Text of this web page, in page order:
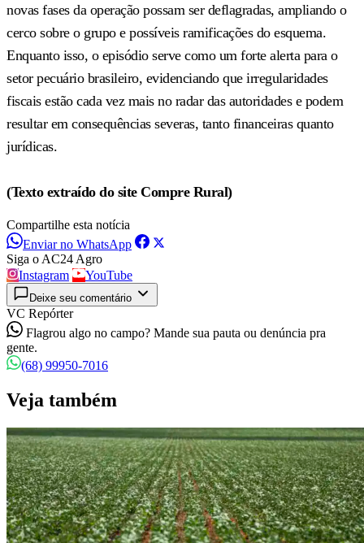
novas fases da operação possam ser deflagradas, ampliando o
cerco sobre o grupo e possíveis ramificações do esquema.
Enquanto isso, o episódio serve como um forte alerta para o
setor pecuário brasileiro, evidenciando que irregularidades
fiscais estão cada vez mais no radar das autoridades e podem
resultar em consequências severas, tanto financeiras quanto
jurídicas.
(Texto extraído do site Compre Rural)
Compartilhe esta notícia
Enviar no WhatsApp
Siga o AC24 Agro
Instagram
YouTube
Deixe seu comentário
VC Repórter
Flagrou algo no campo? Mande sua pauta ou denúncia pra
gente.
(68) 99950-7016
Veja também